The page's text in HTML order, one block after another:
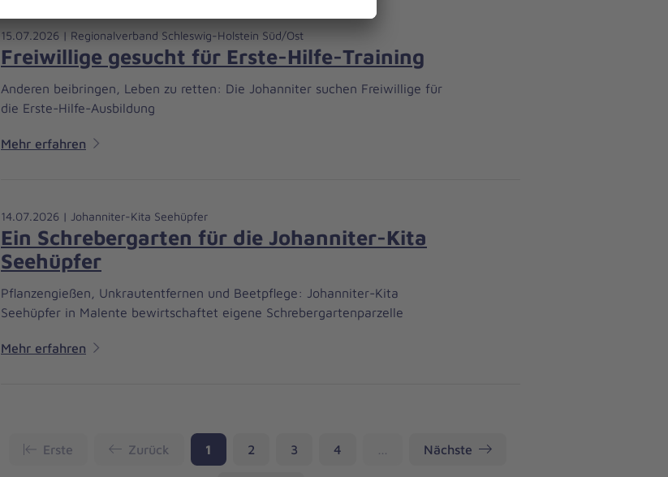
15.07.2026 | Regionalverband Schleswig-Holstein Süd/Ost
Freiwillige gesucht für Erste-Hilfe-Training
Anderen beibringen, Leben zu retten: Die Johanniter suchen Freiwillige für
die Erste-Hilfe-Ausbildung
Mehr erfahren
14.07.2026 | Johanniter-Kita Seehüpfer
Ein Schrebergarten für die Johanniter-Kita
Seehüpfer
Pflanzengießen, Unkrautentfernen und Beetpflege: Johanniter-Kita
Seehüpfer in Malente bewirtschaftet eigene Schrebergartenparzelle
Mehr erfahren
Erste Zurück Seite
1 Seite
2 Seite
3 Seite
4 Nächste